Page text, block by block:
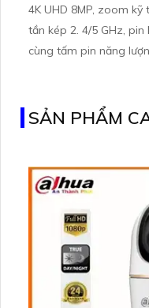
4K UHD 8MP, zoom
tần kép 2. 4/5 GHz,
cùng tấm pin năng
SẢN PHẨM